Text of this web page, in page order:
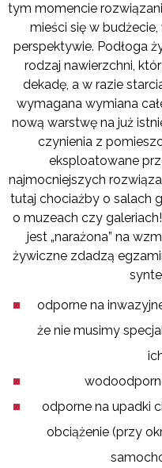
tym momencie
mieści się w
perspektywie. Podłoga
rodzaj nawierzchni,
dekadę, a w razie
wymagana wymiana
nową warstwę na już
czynienia z
eksploatowane
najmocniejszych
tutaj chociażby o salach
o muzeach czy
jest „narażona” na
żywiczne zdadzą
odporne na
że nie musimy
odporne na upadki
obciążenie (przy